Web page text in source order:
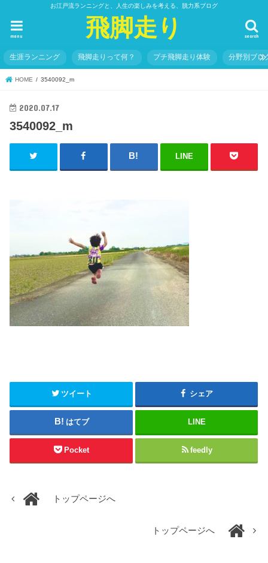
お江戸流ランニングと、人生の楽しみを考える、脱力系ブログ
飛脚走り search
menu
生涯ランニング 飛脚走りって何？ プチ飛脚走り体験 分野別ブロ
HOME 3540092_m
2020.07.17
3540092_m
LINE
ツイート シェア
はてブ LINE
Pocket feedly
トップページへ
トップページへ